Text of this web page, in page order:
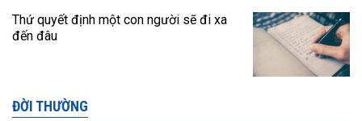
Thứ quyết định một con người sẽ đi xa
đến đâu
ĐỜI THƯỜNG